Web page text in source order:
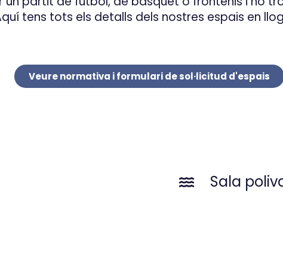
tens tots els detalls dels nostres espais en
Veure normativa i formulari de sol·licitud d'espais
Sala